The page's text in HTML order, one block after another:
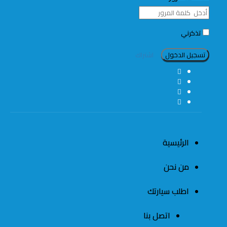
تذكرني
اشتراك
الرئيسية
من نحن
اطلب سيارتك
اتصل بنا